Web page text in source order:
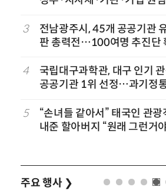
3
전남광주시, 45개 공공기관
판 총력전…100여명 추진단
4
국립대구과학관, 대구 인기 관
공공기관 1위 선정…과기정
겹경사
5
“손녀들 같아서” 태국인 관광
내준 할아버지 “원래 그런거
주요 행사 ❯